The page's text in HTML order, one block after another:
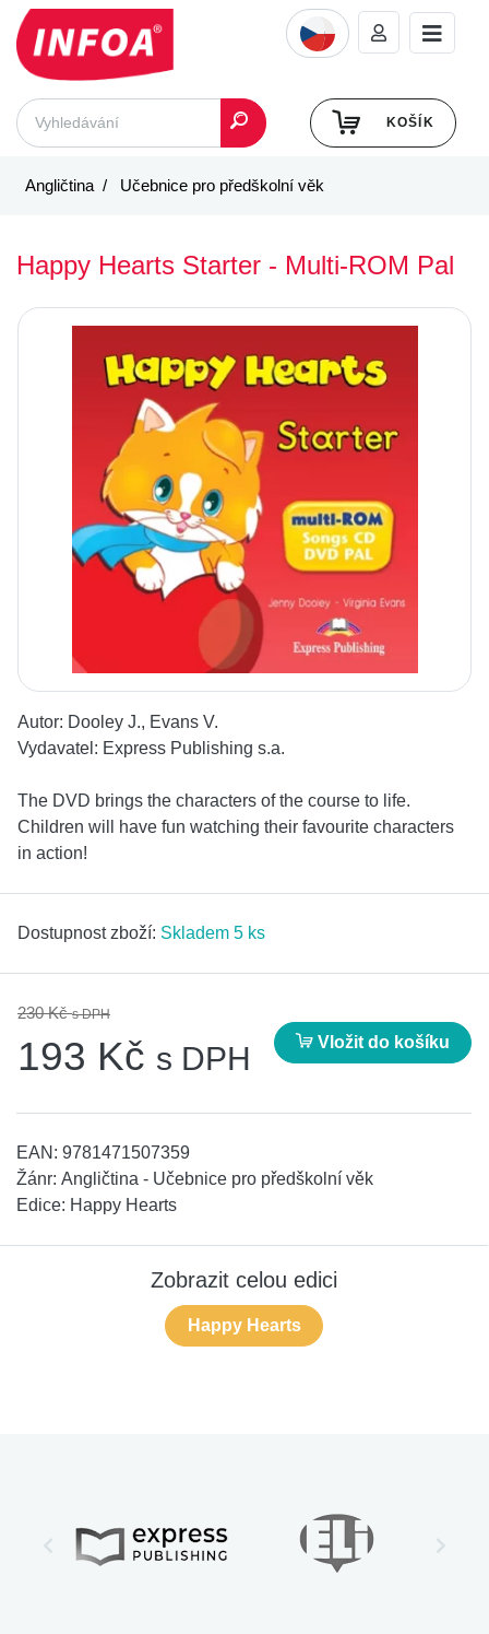
KOŠÍK
Angličtina Učebnice pro předškolní věk
Happy Hearts Starter - Multi-ROM Pal
Autor: Dooley J., Evans V.
Vydavatel: Express Publishing s.a.
The DVD brings the characters of the course to life.
Children will have fun watching their favourite characters
in action!
Dostupnost zboží: Skladem 5 ks
230 Kčs DPH
193 Kč s DPH Vložit do košíku
EAN: 9781471507359
Žánr: Angličtina - Učebnice pro předškolní věk
Edice: Happy Hearts
Zobrazit celou edici
Happy Hearts